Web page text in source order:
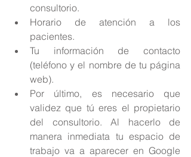
consultorio.
Horario de atención a los
pacientes.
Tu información de contacto
(teléfono y el nombre de tu página
web).
Por último, es necesario que
validez que tú eres el propietario
del consultorio. Al hacerlo de
manera inmediata tu espacio de
trabajo va a aparecer en Google